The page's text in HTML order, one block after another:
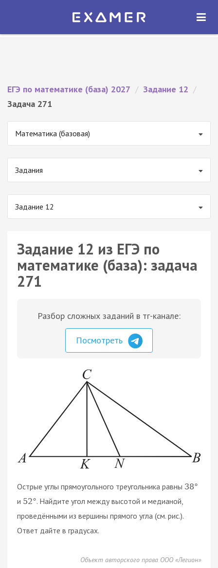
Экзамер — ЕГЭ 2027
ОТКРЫТЬ
ЕГЭ по математике (база) 2027 / Задание 12 /
Задача 271
Математика (базовая)
Задания
Задание 12
Задание 12 из ЕГЭ по
математике (база): задача
271
Разбор сложных заданий в тг-канале:
Посмотреть
Острые углы прямоугольного треугольника равны 38°
и 52°. Найдите угол между высотой и медианой,
проведёнными из вершины прямого угла (см. рис.).
Ответ дайте в градусах.
Объект авторского права ООО «Легион»